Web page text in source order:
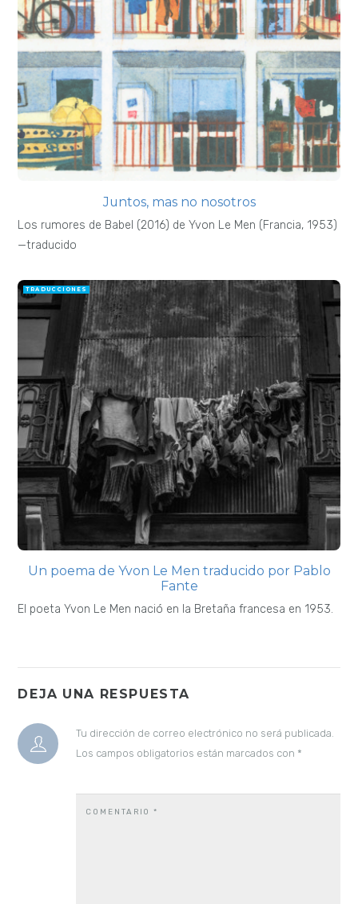
Juntos, mas no nosotros
Los rumores de Babel (2016) de Yvon Le Men (Francia, 1953)
—traducido
TRADUCCIONES
Un poema de Yvon Le Men traducido por Pablo
Fante
El poeta Yvon Le Men nació en la Bretaña francesa en 1953.
DEJA UNA RESPUESTA
Tu dirección de correo electrónico no será publicada.
Los campos obligatorios están marcados con *
COMENTARIO*